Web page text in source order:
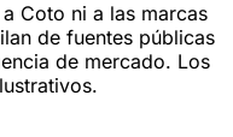
Coto ni a las marcas
de fuentes públicas
de mercado. Los